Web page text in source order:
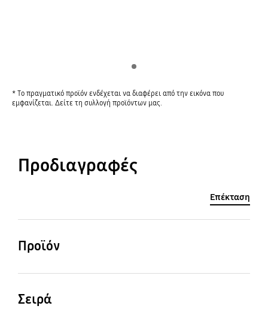
* Το πραγματικό προϊόν ενδέχεται να διαφέρει από την εικόνα που
εμφανίζεται. Δείτε τη συλλογή προϊόντων μας.
Προδιαγραφές
Επέκταση
Προϊόν
QLED
Σειρά